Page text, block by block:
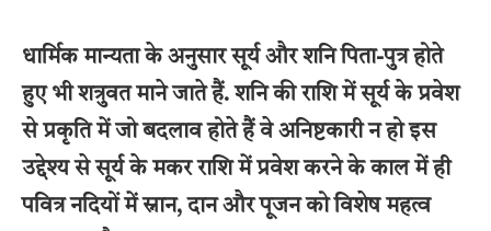
धार्मिक मान्यता के अनुसार सूर्य और शनि पिता-पुत्र होते
हुए भी शत्रुवत माने जाते हैं. शनि की राशि में सूर्य के प्रवेश
से प्रकृति में जो बदलाव होते हैं वे अनिष्टकारी न हो इस
उद्देश्य से सूर्य के मकर राशि में प्रवेश करने के काल में ही
पवित्र नदियों में स्नान, दान और पूजन को विशेष महत्व